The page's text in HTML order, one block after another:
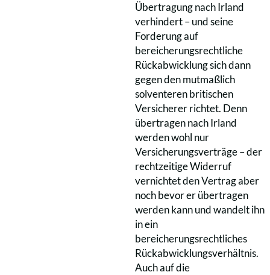
Übertragung nach Irland
verhindert – und seine
Forderung auf
bereicherungsrechtliche
Rückabwicklung sich dann
gegen den mutmaßlich
solventeren britischen
Versicherer richtet. Denn
übertragen nach Irland
werden wohl nur
Versicherungsverträge – der
rechtzeitige Widerruf
vernichtet den Vertrag aber
noch bevor er übertragen
werden kann und wandelt ihn
in ein
bereicherungsrechtliches
Rückabwicklungsverhältnis.
Auch auf die